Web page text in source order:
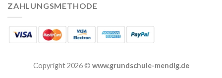
ZAHLUNGSMETHODE
Copyright 2026 © www.grundschule-mendig.de